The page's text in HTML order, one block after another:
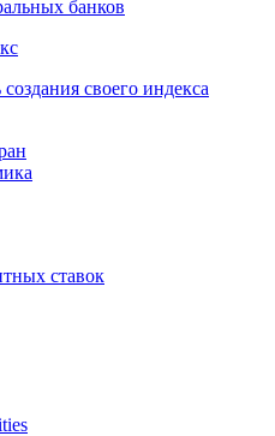
банков
своего индекса
ставок